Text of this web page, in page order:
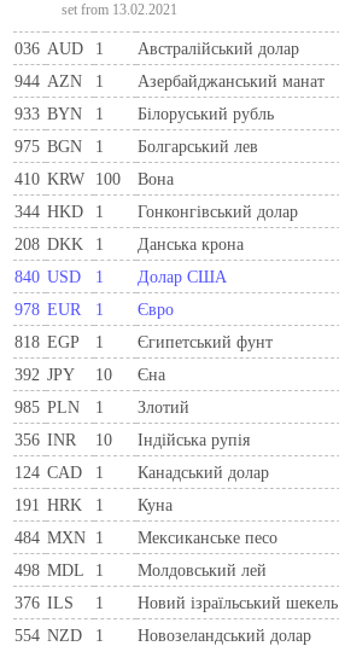
set from 13.02.2021
036 AUD 1 Австралійський долар
944 AZN 1 Азербайджанський манат
933 BYN 1 Бiлоруський рубль
975 BGN 1 Болгарський лев
410 KRW 100 Вона
344 HKD 1 Гонконгівський долар
208 DKK 1 Данська крона
840 USD 1 Долар США
978 EUR 1 Євро
818 EGP 1 Єгипетський фунт
392 JPY 10 Єна
985 PLN 1 Злотий
356 INR 10 Індійська рупія
124 CAD 1 Канадський долар
191 HRK 1 Куна
484 MXN 1 Мексиканське песо
498 MDL 1 Молдовський лей
376 ILS 1 Новий ізраїльський шекель
554 NZD 1 Новозеландський долар